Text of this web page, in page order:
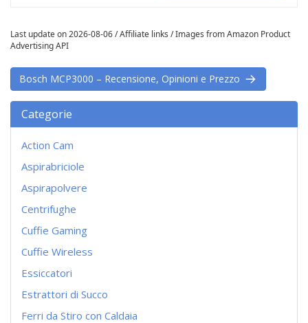
Last update on 2026-08-06 / Affiliate links / Images from Amazon Product
Advertising API
Bosch MCP3000 – Recensione, Opinioni e Prezzo
Categorie
Action Cam
Aspirabriciole
Aspirapolvere
Centrifughe
Cuffie Gaming
Cuffie Wireless
Essiccatori
Estrattori di Succo
Ferri da Stiro con Caldaia